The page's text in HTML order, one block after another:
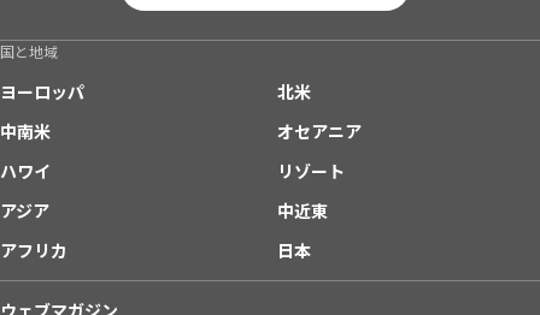
国と地域
ヨーロッパ
北米
中南米
オセアニア
ハワイ
リゾート
アジア
中近東
アフリカ
日本
ウェブマガジン